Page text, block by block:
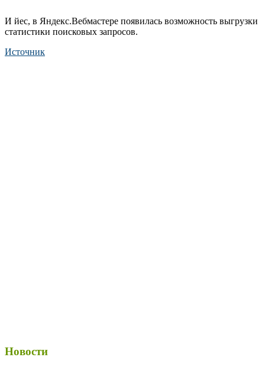
И йес, в Яндекс.Вебмастере появилась возможность выгрузки
статистики поисковых запросов.
Источник
Новости